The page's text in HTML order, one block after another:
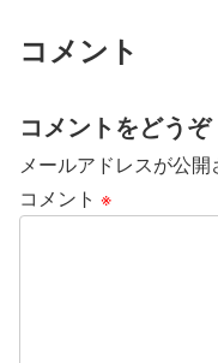
コメント
コメントをどうぞ
メールアドレスが公開
コメント ※